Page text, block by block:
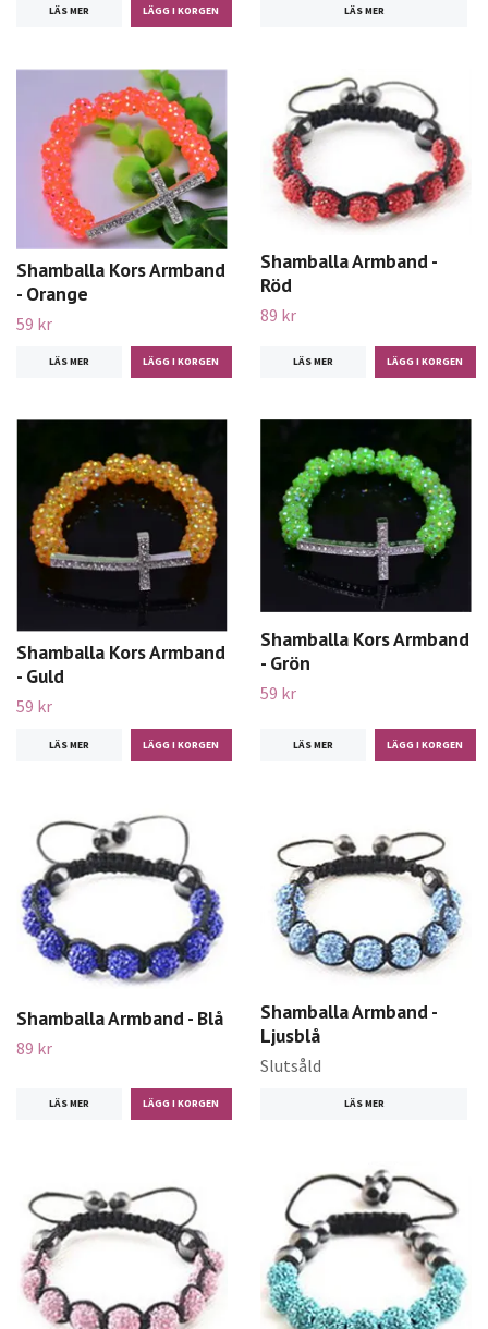
LÄS MER LÄS MER
Shamballa Kors Armband
- Orange
59 kr
LÄS MER
Shamballa Armband -
Röd
89 kr
LÄS MER
Shamballa Kors Armband
- Guld
59 kr
LÄS MER
Shamballa Kors Armband
- Grön
59 kr
LÄS MER
Shamballa Armband - Blå
89 kr
LÄS MER
Shamballa Armband -
Ljusblå
Slutsåld
LÄS MER